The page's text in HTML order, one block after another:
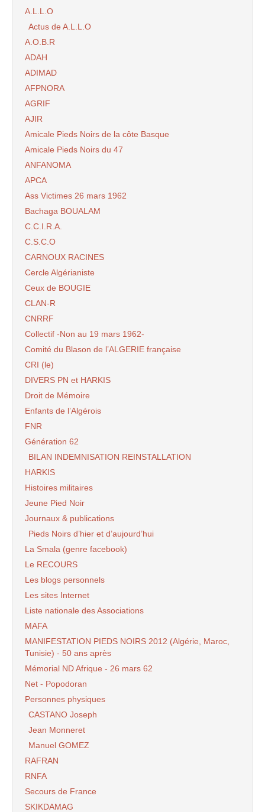
A.L.L.O
Actus de A.L.L.O
A.O.B.R
ADAH
ADIMAD
AFPNORA
AGRIF
AJIR
Amicale Pieds Noirs de la côte Basque
Amicale Pieds Noirs du 47
ANFANOMA
APCA
Ass Victimes 26 mars 1962
Bachaga BOUALAM
C.C.I.R.A.
C.S.C.O
CARNOUX RACINES
Cercle Algérianiste
Ceux de BOUGIE
CLAN-R
CNRRF
Collectif -Non au 19 mars 1962-
Comité du Blason de l’ALGERIE française
CRI (le)
DIVERS PN et HARKIS
Droit de Mémoire
Enfants de l’Algérois
FNR
Génération 62
BILAN INDEMNISATION REINSTALLATION
HARKIS
Histoires militaires
Jeune Pied Noir
Journaux & publications
Pieds Noirs d’hier et d’aujourd’hui
La Smala (genre facebook)
Le RECOURS
Les blogs personnels
Les sites Internet
Liste nationale des Associations
MAFA
MANIFESTATION PIEDS NOIRS 2012 (Algérie, Maroc,
Tunisie) - 50 ans après
Mémorial ND Afrique - 26 mars 62
Net - Popodoran
Personnes physiques
CASTANO Joseph
Jean Monneret
Manuel GOMEZ
RAFRAN
RNFA
Secours de France
SKIKDAMAG